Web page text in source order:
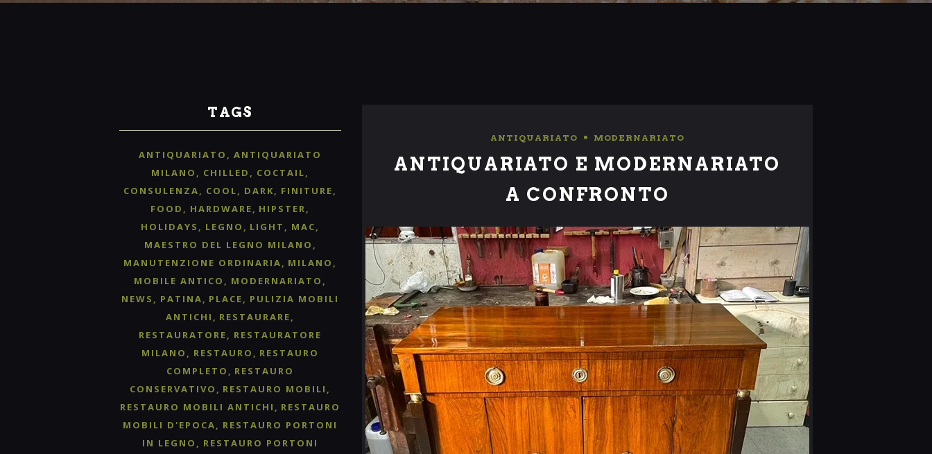
ANTIQUARIATO MODERNARIATO
ANTIQUARIATO E MODERNARIATO
A CONFRONTO
TAGS
ANTIQUARIATO
ANTIQUARIATO
MILANO
CHILLED
COCTAIL
CONSULENZA
COOL DARK
FINITURE
FOOD
HARDWARE
HIPSTER
HOLIDAYS
LEGNO LIGHT
MAC
MAESTRO DEL LEGNO MILANO
MANUTENZIONE ORDINARIA
MILANO
MOBILE ANTICO
MODERNARIATO
NEWS
PATINA PLACE
PULIZIA MOBILI
ANTICHI
RESTAURARE
RESTAURATORE
RESTAURATORE
MILANO
RESTAURO
RESTAURO
COMPLETO
RESTAURO
CONSERVATIVO
RESTAURO MOBILI
RESTAURO MOBILI ANTICHI
RESTAURO
MOBILI D'EPOCA
RESTAURO PORTONI
IN LEGNO
RESTAURO PORTONI